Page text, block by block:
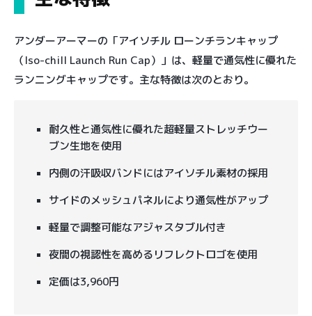
アンダーアーマーの「アイソチル ローンチランキャップ
（Iso-chill Launch Run Cap）」は、軽量で通気性に優れた
ランニングキャップです。主な特徴は次のとおり。
耐久性と通気性に優れた超軽量ストレッチウー
ブン生地を使用
内側の汗吸収バンドにはアイソチル素材の採用
サイドのメッシュパネルにより通気性がアップ
軽量で調整可能なアジャスタブル付き
夜間の視認性を高めるリフレクトロゴを使用
定価は3,960円